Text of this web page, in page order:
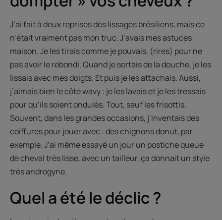
J’ai fait à deux reprises des lissages brésiliens, mais ce
n’était vraiment pas mon truc. J’avais mes astuces
maison. Je les tirais comme je pouvais, (rires) pour ne
pas avoir le rebondi. Quand je sortais de la douche, je les
lissais avec mes doigts. Et puis je les attachais. Aussi,
j’aimais bien le côté wavy : je les lavais et je les tressais
pour qu’ils soient ondulés. Tout, sauf les frisottis.
Souvent, dans les grandes occasions, j’inventais des
coiffures pour jouer avec : des chignons donut, par
exemple. J’ai même essayé un jour un postiche queue
de cheval très lisse, avec un tailleur, ça donnait un style
très androgyne.
Quel a été le déclic ?